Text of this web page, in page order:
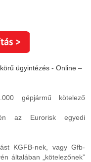
ügyintézés - Online –
gépjármű kötelező
az Eurorisk egyedi
KGFB-nek, vagy Gfb-
általában „kötelezőnek”